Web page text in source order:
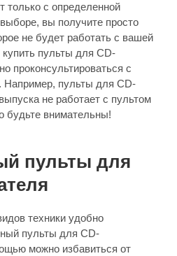
только с определенной
вы получите просто
не будет работать с вашей
пульты для CD-
проконсультироваться с
Например, пульты для CD-
не работает с пультом
будьте внимательны!
пульты для
техники удобно
пульты для CD-
можно избавиться от